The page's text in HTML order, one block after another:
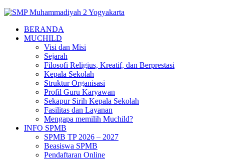
BERANDA
MUCHILD
Visi dan Misi
Sejarah
Filosofi Religius, Kreatif, dan Berprestasi
Kepala Sekolah
Struktur Organisasi
Profil Guru Karyawan
Sekapur Sirih Kepala Sekolah
Fasilitas dan Layanan
Mengapa memilih Muchild?
INFO SPMB
SPMB TP 2026 – 2027
Beasiswa SPMB
Pendaftaran Online